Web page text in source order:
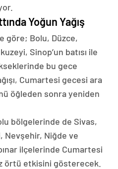
Yoğun Yağış
göre; Bolu, Düzce,
Sinop’un batısı ile
bu gece
Cumartesi gecesi ara
öğleden sonra yeniden
bölgelerinde de Sivas,
Nevşehir, Niğde ve
ilçelerinde Cumartesi
örtü etkisini gösterecek.